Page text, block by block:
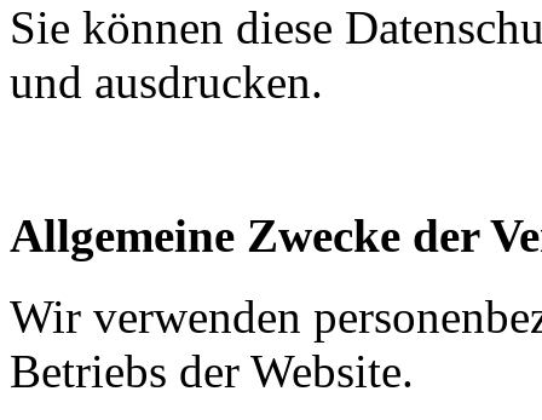
Sie können diese
und ausdrucken.
Allgemeine Zwecke der
Wir verwenden
Betriebs der Website.